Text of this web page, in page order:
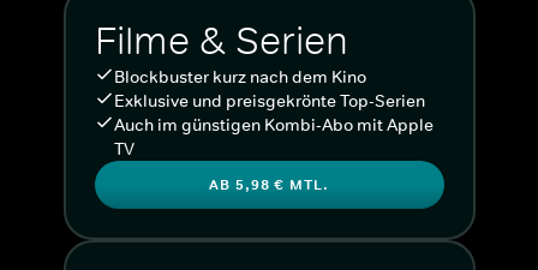
Filme & Serien
Blockbuster kurz nach dem Kino
Exklusive und preisgekrönte Top-Serien
Auch im günstigen Kombi-Abo mit Apple
TV
AB 5,98 € MTL.